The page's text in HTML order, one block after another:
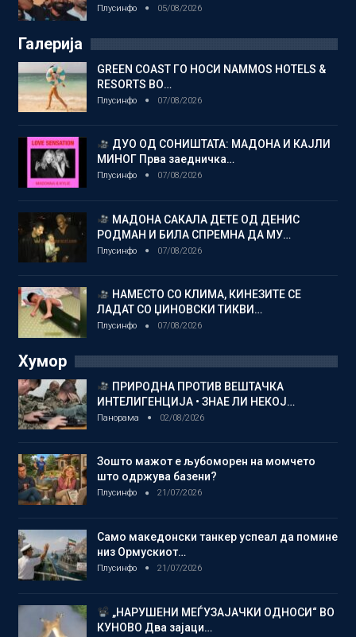
Плусинфо 05/08/2026
Галерија
GREEN COAST ГО НОСИ NAMMOS HOTELS &
RESORTS ВО…
Плусинфо 07/08/2026
ДУО ОД СОНИШТАТА: МАДОНА И КАЈЛИ
МИНОГ Прва заедничка…
Плусинфо 07/08/2026
МАДОНА САКАЛА ДЕТЕ ОД ДЕНИС
РОДМАН И БИЛА СПРЕМНА ДА МУ…
Плусинфо 07/08/2026
НАМЕСТО СО КЛИМА, КИНЕЗИТЕ СЕ
ЛАДАТ СО ЏИНОВСКИ ТИКВИ…
Плусинфо 07/08/2026
Хумор
ПРИРОДНА ПРОТИВ ВЕШТАЧКА
ИНТЕЛИГЕНЦИЈА • ЗНАЕ ЛИ НЕКОЈ…
Панорама 02/08/2026
Зошто мажот е љубоморен на момчето
што одржува базени?
Плусинфо 21/07/2026
Само македонски танкер успеал да помине
низ Ормускиот…
Плусинфо 21/07/2026
„НАРУШЕНИ МЕЃУЗАЈАЧКИ ОДНОСИ“ ВО
КУНОВО Два зајаци…